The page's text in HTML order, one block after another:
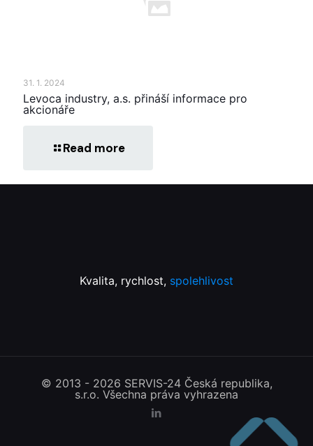
31. 1. 2024
Levoca industry, a.s. přináší informace pro
akcionáře
Read more
Kvalita, rychlost, spolehlivost
© 2013 - 2026 SERVIS-24 Česká republika,
s.r.o. Všechna práva vyhrazena